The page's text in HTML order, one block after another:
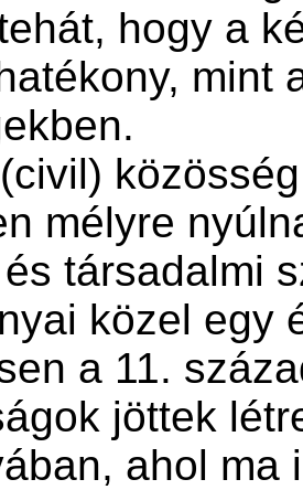
hogy a
mint
mélyre
társadalmi
közel egy
a 11.
jöttek
ahol ma